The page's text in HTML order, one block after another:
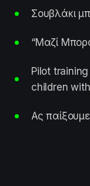
Σουβλάκι
“Μαζί
Pilot
children
Ας